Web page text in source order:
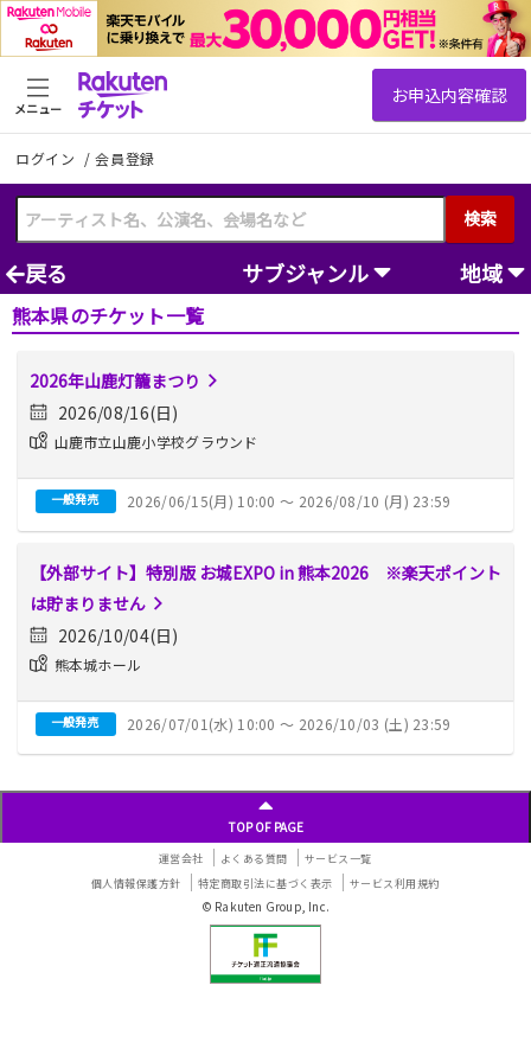
ログイン /会員登録
検索
メニュー
戻る サブジャンル 地域
熊本県のチケット一覧
2026年山鹿灯籠まつり
2026/08/16(日)
山鹿市立山鹿小学校グラウンド
一般発売 2026/06/15(月) 10:00 〜 2026/08/10 (月) 23:59
【外部サイト】特別版 お城EXPO in 熊本2026 ※楽天ポイント
は貯まりません
2026/10/04(日)
熊本城ホール
一般発売 2026/07/01(水) 10:00 〜 2026/10/03 (土) 23:59
稿
ビ
TOP OF PAGE
運営会社 よくある質問
サービス一覧
個人情報保護方針
特定商取引法に基づく表示 サービス利用規約
© Rakuten Group, Inc.